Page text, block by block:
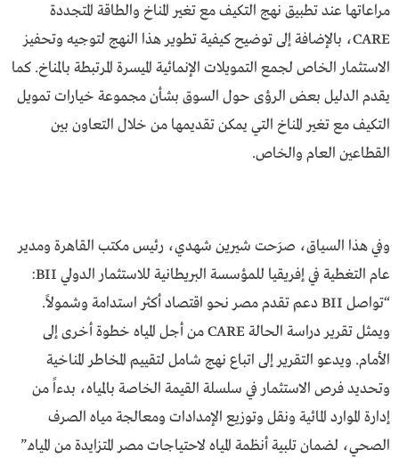
مراعاتها عند تطبيق نهج التكيف مع تغير المناخ والطاقة المتجددة
CARE، بالإضافة إلى توضيح كيفية تطوير هذا النهج لتوجيه وتحفيز
الاستثمار الخاص لجمع التمويلات الإنمائية الميسرة المرتبطة بالمناخ. كما
يقدم الدليل بعض الرؤى حول السوق بشأن مجموعة خيارات تمويل
التكيف مع تغير المناخ التي يمكن تقديمها من خلال التعاون بين
القطاعين العام والخاص.
وفي هذا السياق، صرَحت شيرين شهدي، رئيس مكتب القاهرة ومدير
عام التغطية في إفريقيا للمؤسسة البريطانية للاستثمار الدولي BII:
“تواصل BII دعم تقدم مصر نحو اقتصاد أكثر استدامة وشمولاً.
ويمثل تقرير دراسة الحالة CARE من أجل المياه خطوة أخرى إلى
الأمام. ويدعو التقرير إلى اتباع نهج شامل لتقييم المخاطر المناخية
وتحديد فرص الاستثمار في سلسلة القيمة الخاصة بالمياه، بدءاً من
إدارة الموارد المائية ونقل وتوزيع الإمدادات ومعالجة مياه الصرف
الصحي، لضمان تلبية أنظمة المياه لاحتياجات مصر المتزايدة من المياه.”